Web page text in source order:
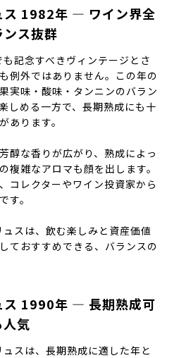
ス 1982年 — ワイン界全
ス抜群
記念すべきヴィンテージとさ
例外ではありません。この年の
実味・酸味・タンニンのバラン
しめる一方で、長期熟成にも十
あります。
醇な香りが広がり、熟成によっ
複雑なアロマも顔を出します。
コレクターやワイン投資家から
す。
スは、飲む楽しみと資産価値
ておすすめできる、バランスの
ス 1990年 — 長期熟成可
気
スは、長期熟成に適した年と